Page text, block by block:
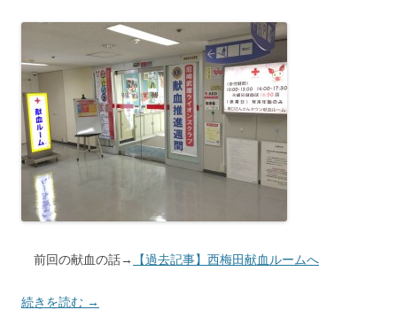
前回の献血の話→ 【過去記事】西梅田献血ルームへ
続きを読む →